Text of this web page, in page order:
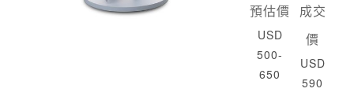
預估價
USD
500-
650
成交
價
USD
590